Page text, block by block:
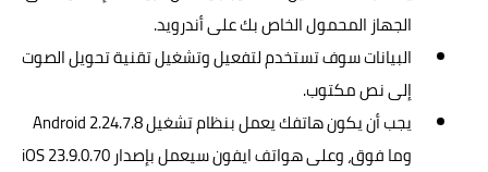
الجهاز المحمول الخاص بك على أندرويد.
البيانات سوف تستخدم لتفعيل وتشغيل تقنية تحويل الصوت
إلى نص مكتوب.
يجب أن يكون هاتفك يعمل بنظام تشغيل Android 2.24.7.8
وما فوق، وعلى هواتف ايفون سيعمل بإصدار iOS 23.9.0.70